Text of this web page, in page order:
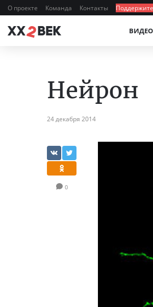
О проекте Команда Контакты
ВИДЕО
Нейрон
24 декабря 2014
0